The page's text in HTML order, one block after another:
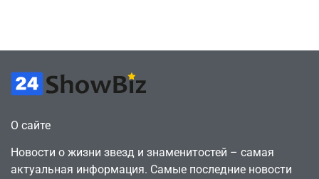
О сайте
Новости о жизни звезд и знаменитостей – самая
актуальная информация. Самые последние новости